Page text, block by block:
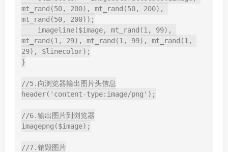
mt_rand(50, 200), mt_rand(50, 200),
mt_rand(50, 200));
mt_rand(1, 29), mt_rand(1, 99), mt_rand(1,
29), $linecolor);
}
//5.向浏览器输出图片头信息
header('content-type:image/png');
//6.输出图片到浏览器
imagepng($image);
//7.销毁图片